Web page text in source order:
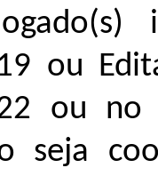
ou
ou no
seja